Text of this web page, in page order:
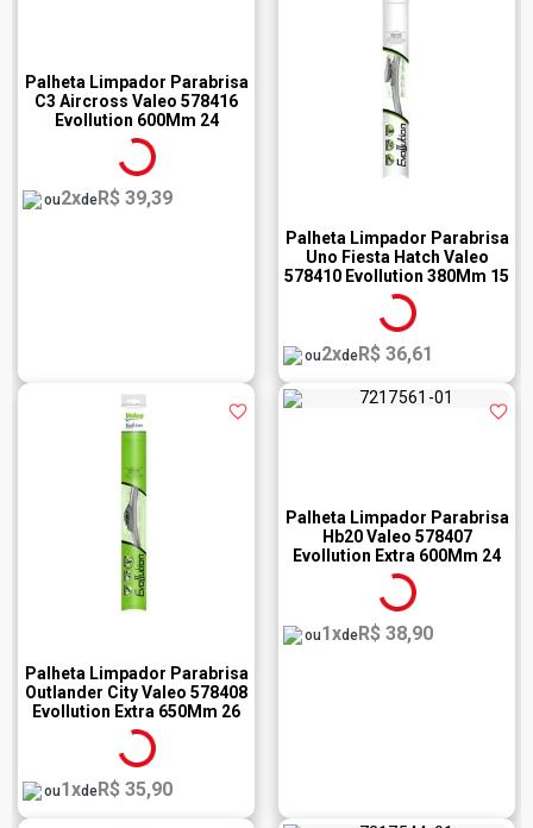
Palheta Limpador Parabrisa
C3 Aircross Valeo 578416
Evollution 600Mm 24
Polegadas
ou2xdeR$ 39,39
Palheta Limpador Parabrisa
Uno Fiesta Hatch Valeo
578410 Evollution 380Mm 15
Polegadas
ou2xdeR$ 36,61
Palheta Limpador Parabrisa
Outlander City Valeo 578408
Evollution Extra 650Mm 26
Polegadas
ou1xdeR$ 35,90
Palheta Limpador Parabrisa
Hb20 Valeo 578407
Evollution Extra 600Mm 24
Polegadas
ou1xdeR$ 38,90